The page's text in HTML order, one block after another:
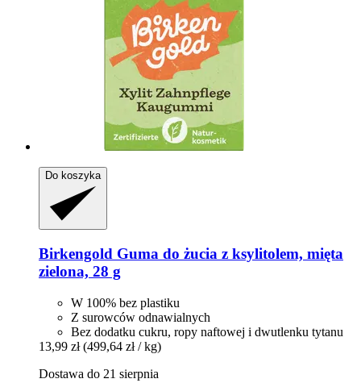
Do koszyka
Birkengold Guma do żucia z ksylitolem, mięta
zielona, 28 g
W 100% bez plastiku
Z surowców odnawialnych
Bez dodatku cukru, ropy naftowej i dwutlenku tytanu
13,99 zł (499,64 zł / kg)
Dostawa do 21 sierpnia